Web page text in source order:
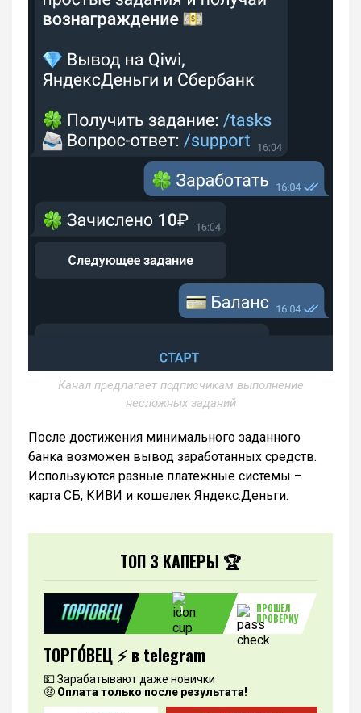
Канал предлагает подписчикам выполнение
несложных заданий
После достижения минимального заданного
банка возможен вывод заработанных средств.
Используются разные платежные системы –
карта СБ, КИВИ и кошелек Яндекс.Деньги.
ТОП 3 КАПЕРЫ 🏆
1
ПРОШЕЛ
ПРОВЕРКУ
ТОРГО́ВЕЦ ⚡️ в telegram
💵 Зарабатывают даже новички
🤑 Оплата только после результата!